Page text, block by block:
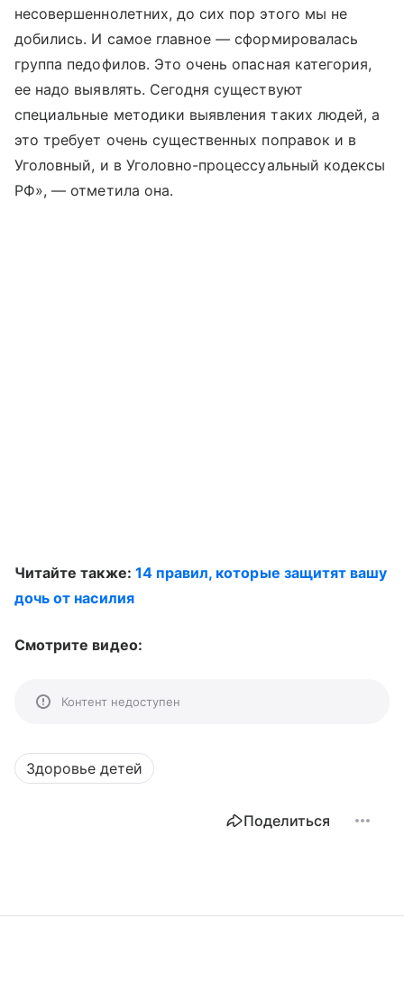
несовершеннолетних, до сих пор этого мы не
добились. И самое главное — сформировалась
группа педофилов. Это очень опасная категория,
ее надо выявлять. Сегодня существуют
специальные методики выявления таких людей, а
это требует очень существенных поправок и в
Уголовный, и в Уголовно-процессуальный кодексы
РФ», — отметила она.
Читайте также: 14 правил, которые защитят вашу
дочь от насилия
Смотрите видео:
Контент недоступен
Здоровье детей
Поделиться